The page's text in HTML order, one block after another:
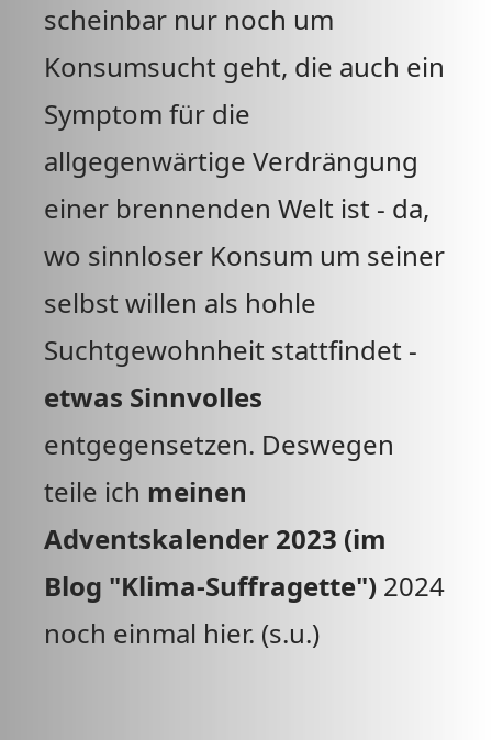
scheinbar nur noch um
Konsumsucht geht, die auch ein
Symptom für die
allgegenwärtige Verdrängung
einer brennenden Welt ist - da,
wo sinnloser Konsum um seiner
selbst willen als hohle
Suchtgewohnheit stattfindet -
etwas Sinnvolles
entgegensetzen. Deswegen
teile ich meinen
Adventskalender 2023 (im
Blog "Klima-Suffragette") 2024
noch einmal hier. (s.u.)